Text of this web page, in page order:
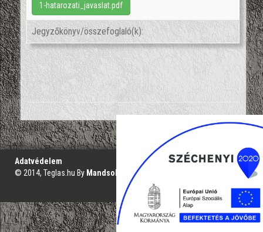
1-hatarozati_javaslat.pdf
Jegyzőkönyv/összefoglaló(k):
';
Adatvédelem
© 2014, Teglas.hu By Mandsol.com
VAKBARÁT VERZIÓ